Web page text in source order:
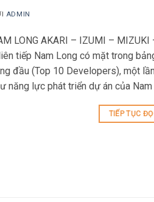
ADMIN
LONG AKARI – IZUMI –
tiếp Nam Long có mặt trong
đầu (Top 10 Developers), một
năng lực phát triển dự án của
TIẾP TỤC